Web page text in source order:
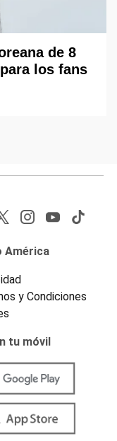
de 8
los fans
América
y Condiciones
tu móvil